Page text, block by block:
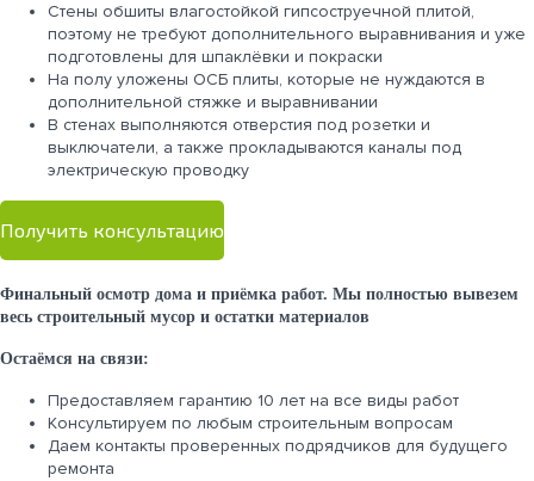
Стены обшиты влагостойкой гипсоструечной плитой,
поэтому не требуют дополнительного выравнивания и уже
подготовлены для шпаклёвки и покраски
На полу уложены ОСБ плиты, которые не нуждаются в
дополнительной стяжке и выравнивании
В стенах выполняются отверстия под розетки и
выключатели, а также прокладываются каналы под
электрическую проводку
Получить консультацию
Финальный осмотр дома и приёмка работ. Мы полностью вывезем
весь строительный мусор и остатки материалов
Остаёмся на связи:
Предоставляем гарантию 10 лет на все виды работ
Консультируем по любым строительным вопросам
Даем контакты проверенных подрядчиков для будущего
ремонта